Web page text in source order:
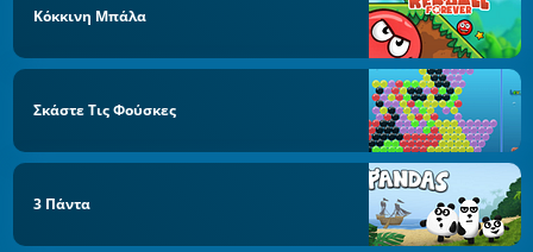
Κόκκινη Μπάλα
Σκάστε Τις Φούσκες
3 Πάντα